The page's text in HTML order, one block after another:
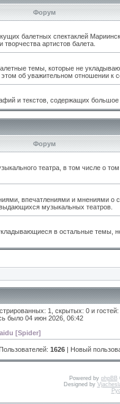
Форум
балетных спектаклей
артистов балета.
темы, которые не
об уважительном отношении к
и текстов, содержащих
Форум
театра, в том числе о
впечатлениями и мнениями о
музыкальных театров.
в остальные темы,
1, скрытых: 0 и
было 04 июн 2026, 06:42
[Spider]
1626 | Новый
Powered by phpBB
Designed by